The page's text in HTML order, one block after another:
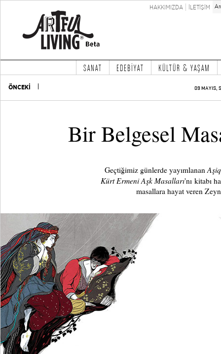
HAKKIMIZDA İLETİŞİM
SANAT EDEBİYAT KÜLTÜR & YAŞAM
ÖNCEKİ 09 MAYIS,
Bir Belgesel
Geçtiğimiz günlerde yayımlanan
Kürt Ermeni Aşk Masalları'nı kitabı
masallara hayat veren